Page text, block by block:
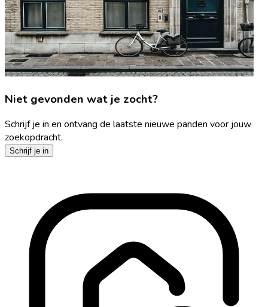
Niet gevonden wat je zocht?
Schrijf je in en ontvang de laatste nieuwe panden voor jouw
zoekopdracht.
Schrijf je in